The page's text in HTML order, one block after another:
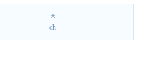
ㅊ
ch